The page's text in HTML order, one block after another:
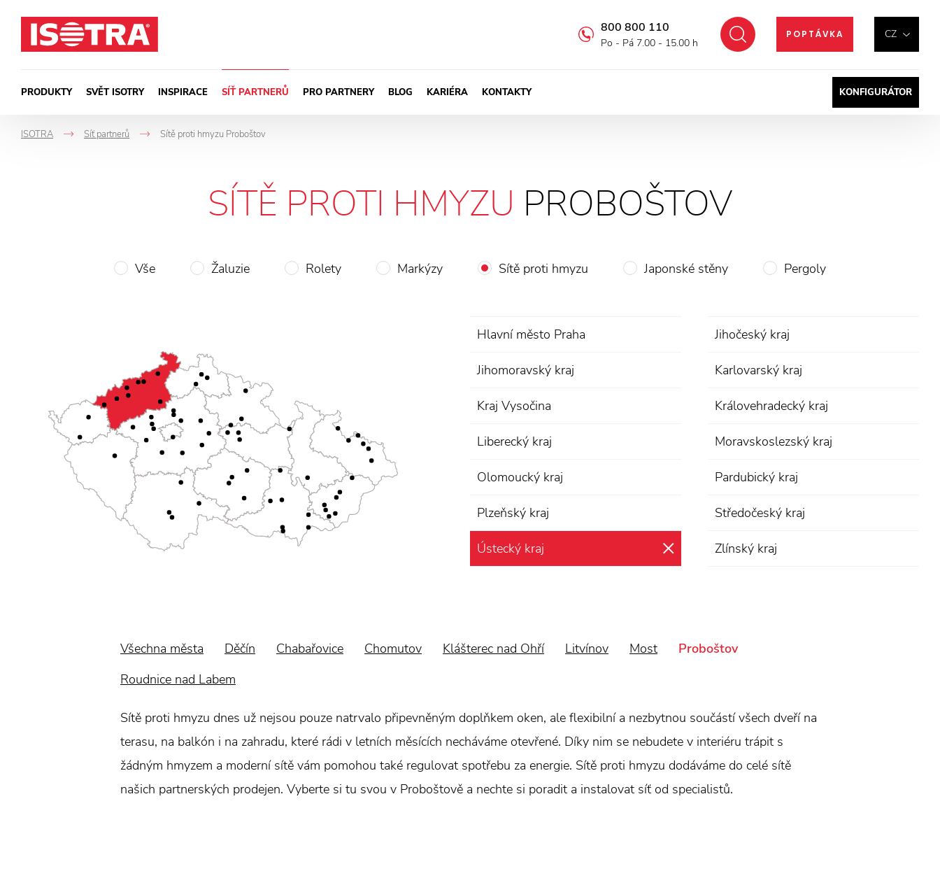
CZ
POPTÁVKA
Hledat
800 800 110
Po - Pá 7.00 - 15.00 h
PRODUKTY SVĚT ISOTRY INSPIRACE SÍŤ PARTNERŮ PRO PARTNERY BLOG KARIÉRA KONTAKTY KONFIGURÁTOR
ISOTRA
->
Síť partnerů Sítě proti hmyzu Proboštov
SÍTĚ PROTI HMYZU PROBOŠTOV
Vše Žaluzie Rolety Markýzy Sítě proti hmyzu Japonské stěny Pergoly
Hlavní město Praha Jihočeský kraj
Jihomoravský kraj Karlovarský kraj
Kraj Vysočina Královehradecký kraj
Liberecký kraj Moravskoslezský kraj
Olomoucký kraj Pardubický kraj
Plzeňský kraj Středočeský kraj
Ústecký kraj zrušit výběr
Zlínský kraj
Všechna města Děčín Chabařovice Chomutov Klášterec nad Ohří Litvínov Most
Proboštov
Roudnice nad Labem
Sítě proti hmyzu dnes už nejsou pouze natrvalo připevněným doplňkem oken, ale flexibilní a nezbytnou součástí všech dveří na
terasu, na balkón i na zahradu, které rádi v letních měsících necháváme otevřené. Díky nim se nebudete v interiéru trápit s
žádným hmyzem a moderní sítě vám pomohou také regulovat spotřebu za energie. Sítě proti hmyzu dodáváme do celé sítě
našich partnerských prodejen. Vyberte si tu svou v Proboštově a nechte si poradit a instalovat síť od specialistů.